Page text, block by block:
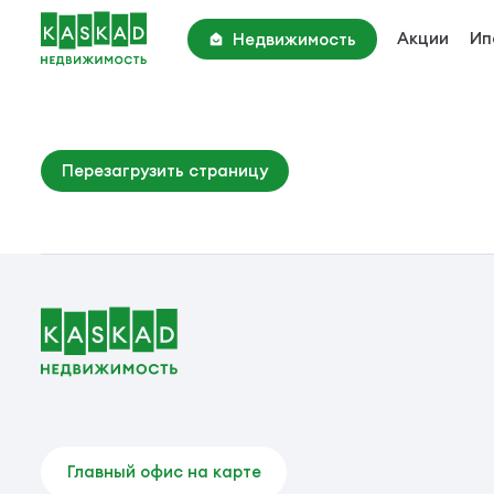
Недвижимость Акции
Академия Парк
Парк Апрель
Киевское шоссе, 25 км
Перезагрузить страницу
Главный офис на карте